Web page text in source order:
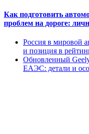
Как подготовить
проблем на дороге:
Россия в мировой
и позиция в
Обновленный
ЕАЭС: детали и